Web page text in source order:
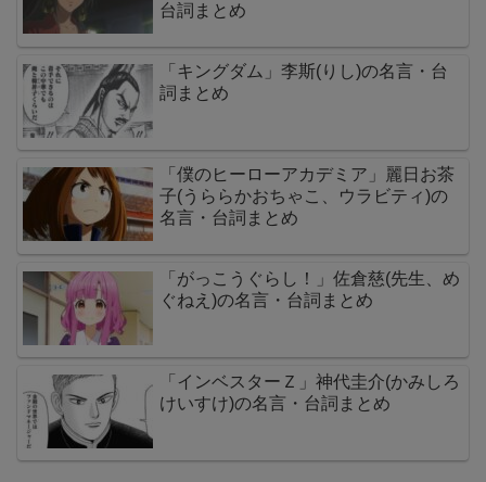
台詞まとめ
「キングダム」李斯(りし)の名言・台
詞まとめ
「僕のヒーローアカデミア」麗日お茶
子(うららかおちゃこ、ウラビティ)の
名言・台詞まとめ
「がっこうぐらし！」佐倉慈(先生、め
ぐねえ)の名言・台詞まとめ
「インベスターＺ」神代圭介(かみしろ
けいすけ)の名言・台詞まとめ